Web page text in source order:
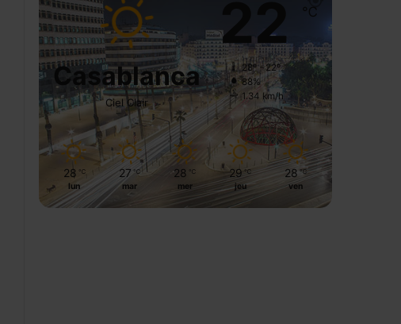
Casablanca
Ciel Clair
22 ℃
28º - 22º
88%
1.34 km/h
28 ℃
lun
27 ℃
mar
28 ℃
mer
29 ℃
jeu
28 ℃
ven